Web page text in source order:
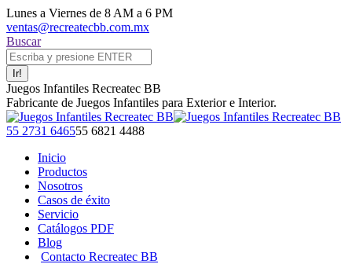
Saltar
al
contenido
Lunes a Viernes de 8 AM a 6 PM
ventas@recreatecbb.com.mx
Buscar:
Buscar
Juegos Infantiles Recreatec BB
Fabricante de Juegos Infantiles para Exterior e Interior.
Facebook
opens
new
window
X
opens
new
window
Instagram
opens
new
window
YouTube
opens
new
window
55 2731 646555 6821 4488
Inicio
Productos
Nosotros
Casos de éxito
Servicio
Catálogos PDF
Blog
Contacto Recreatec BB